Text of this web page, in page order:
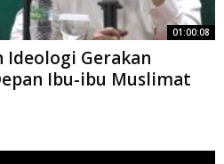
01:00:08
Ideologi Gerakan
Ibu-ibu Muslimat